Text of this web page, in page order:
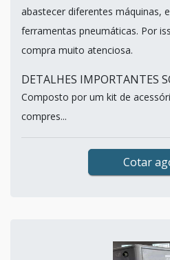
abastecer diferentes máquinas,
ferramentas pneumáticas. Por
compra muito atenciosa.
DETALHES IMPORTANTES
Composto por um kit de
compres...
Cotar